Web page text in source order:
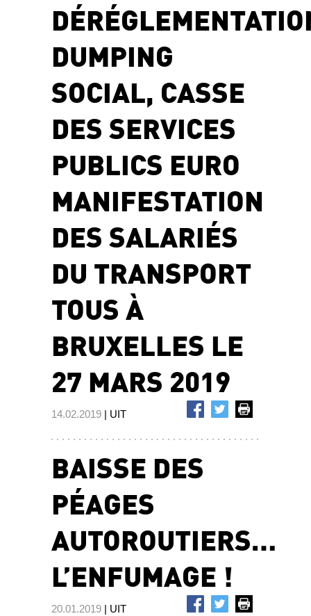
DUMPING
SOCIAL, CASSE
DES SERVICES
PUBLICS EURO
MANIFESTATION
DES SALARIÉS
DU TRANSPORT
TOUS À
BRUXELLES LE
27 MARS 2019
14.02.2019 | UIT
BAISSE DES
PÉAGES
AUTOROUTIERS…
L’ENFUMAGE !
20.01.2019 | UIT